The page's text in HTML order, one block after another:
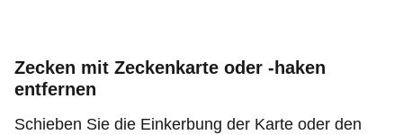
Zecken mit Zeckenkarte oder -haken
entfernen
Schieben Sie die Einkerbung der Karte oder den